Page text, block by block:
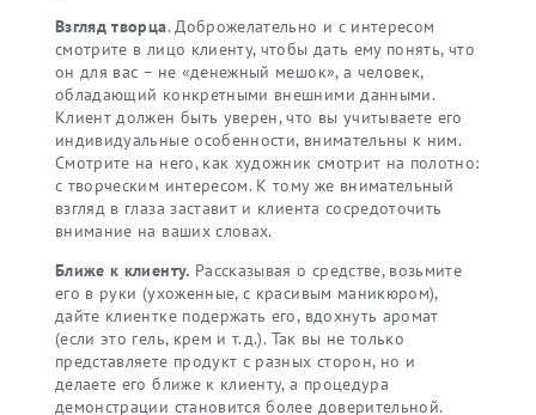
Взгляд творца. Доброжелательно и с интересом
смотрите в лицо клиенту, чтобы дать ему понять, что
он для вас – не «денежный мешок», а человек,
обладающий конкретными внешними данными.
Клиент должен быть уверен, что вы учитываете его
индивидуальные особенности, внимательны к ним.
Смотрите на него, как художник смотрит на полотно:
с творческим интересом. К тому же внимательный
взгляд в глаза заставит и клиента сосредоточить
внимание на ваших словах.
Ближе к клиенту. Рассказывая о средстве, возьмите
его в руки (ухоженные, с красивым маникюром),
дайте клиентке подержать его, вдохнуть аромат
(если это гель, крем и т.д.). Так вы не только
представляете продукт с разных сторон, но и
делаете его ближе к клиенту, а процедура
демонстрации становится более доверительной.